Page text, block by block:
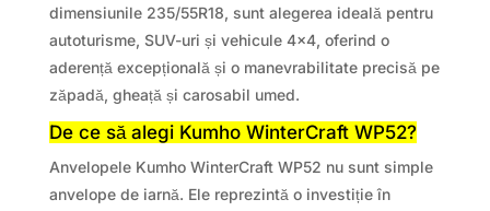
dimensiunile 235/55R18, sunt alegerea ideală pentru
autoturisme, SUV-uri și vehicule 4×4, oferind o
aderență excepțională și o manevrabilitate precisă pe
zăpadă, gheață și carosabil umed.
De ce să alegi Kumho WinterCraft WP52?
Anvelopele Kumho WinterCraft WP52 nu sunt simple
anvelope de iarnă. Ele reprezintă o investiție în